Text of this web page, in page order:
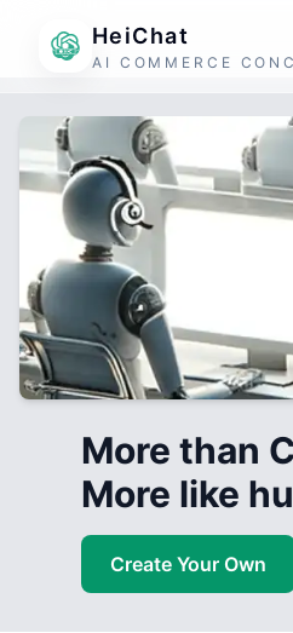
HeiChat
AI COMMERCE
More than
More like
Create Your Own